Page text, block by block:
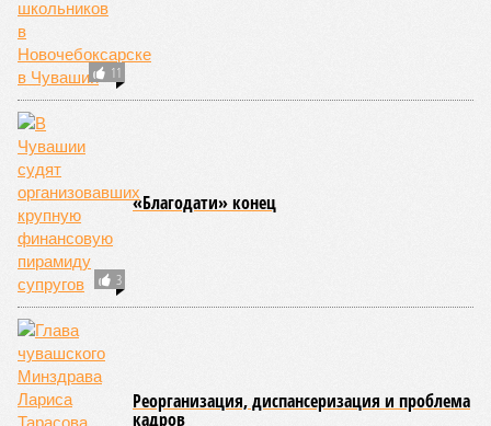
торжественное открытие Республиканского центра
единоборств «Керешу». площадка имеет все необходимые
условия для полноценной подготовки спортсменов
высокого класса.
В том же году был проведён первый официальный
чемпионат по керешу, участие в котором приняли
сильнейшие борцы со всех районов Чувашии; турнир
наглядно продемонстрировал динамичный и зрелищный
характер этого вида спорта.
Керешу включён в перечень приоритетных спортивных
дисциплин на территории Чувашской Республики. Кроме
того, данное единоборство уже имеет опыт выхода на
международную арену: оно входило в программу I и II
Всемирных игр национальных видов единоборств, которые
проводились в Чувашии, что говорит о расширении
географии интереса к этой борьбе за пределами региона.